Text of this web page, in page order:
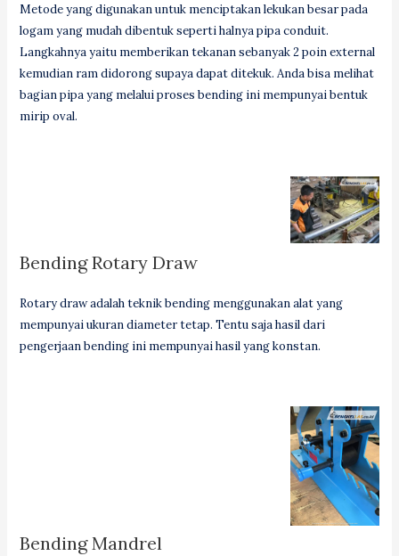
Metode yang digunakan untuk menciptakan lekukan besar pada
logam yang mudah dibentuk seperti halnya pipa conduit.
Langkahnya yaitu memberikan tekanan sebanyak 2 poin external
kemudian ram didorong supaya dapat ditekuk. Anda bisa melihat
bagian pipa yang melalui proses bending ini mempunyai bentuk
mirip oval.
Bending Rotary Draw
Rotary draw adalah teknik bending menggunakan alat yang
mempunyai ukuran diameter tetap. Tentu saja hasil dari
pengerjaan bending ini mempunyai hasil yang konstan.
Bending Mandrel